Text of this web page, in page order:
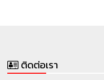
ติดต่อเรา